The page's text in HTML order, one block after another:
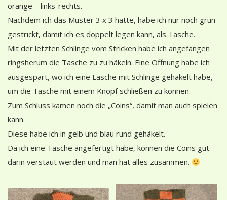
orange – links-rechts.
Nachdem ich das Muster 3 x 3 hatte, habe ich nur noch grün
gestrickt, damit ich es doppelt legen kann, als Tasche.
Mit der letzten Schlinge vom Stricken habe ich angefangen
ringsherum die Tasche zu zu häkeln. Eine Öffnung habe ich
ausgespart, wo ich eine Lasche mit Schlinge gehäkelt habe,
um die Tasche mit einem Knopf schließen zu können.
Zum Schluss kamen noch die „Coins“, damit man auch spielen
kann.
Diese habe ich in gelb und blau rund gehäkelt.
Da ich eine Tasche angefertigt habe, können die Coins gut
darin verstaut werden und man hat alles zusammen.